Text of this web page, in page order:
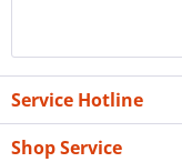
Service Hotline
Shop Service